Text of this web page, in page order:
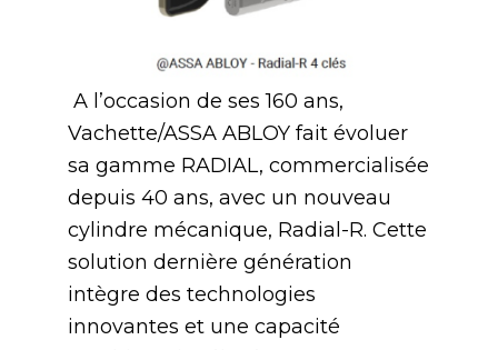
A l’occasion de ses 160 ans,
Vachette/ASSA ABLOY fait évoluer
sa gamme RADIAL, commercialisée
depuis 40 ans, avec un nouveau
cylindre mécanique, Radial-R. Cette
solution dernière génération
intègre des technologies
innovantes et une capacité